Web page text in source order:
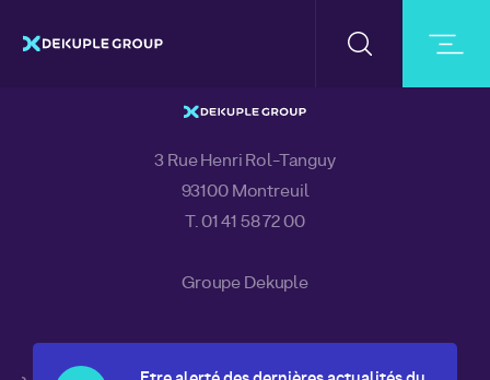
CHIFFRE D’AFFAIRES 2020 A
3 Rue Henri Rol-Tanguy
93100 Montreuil
T. 01 41 58 72 00
Groupe Dekuple